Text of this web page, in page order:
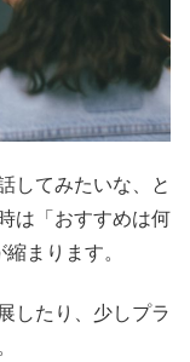
してみたいな、と
は「おすすめは何
まります。
したり、少しプラ